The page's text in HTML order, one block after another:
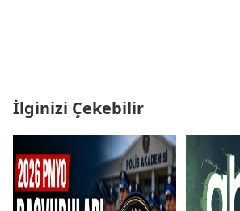
İlginizi Çekebilir